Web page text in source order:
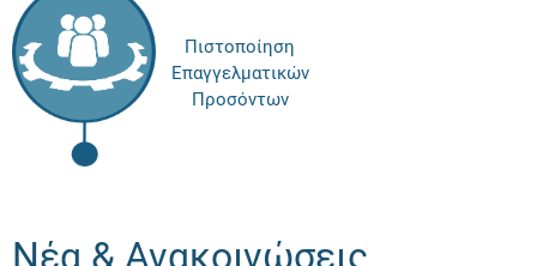
Πιστοποίηση
Επαγγελματικών
Προσόντων
Νέα & Ανακοινώσεις